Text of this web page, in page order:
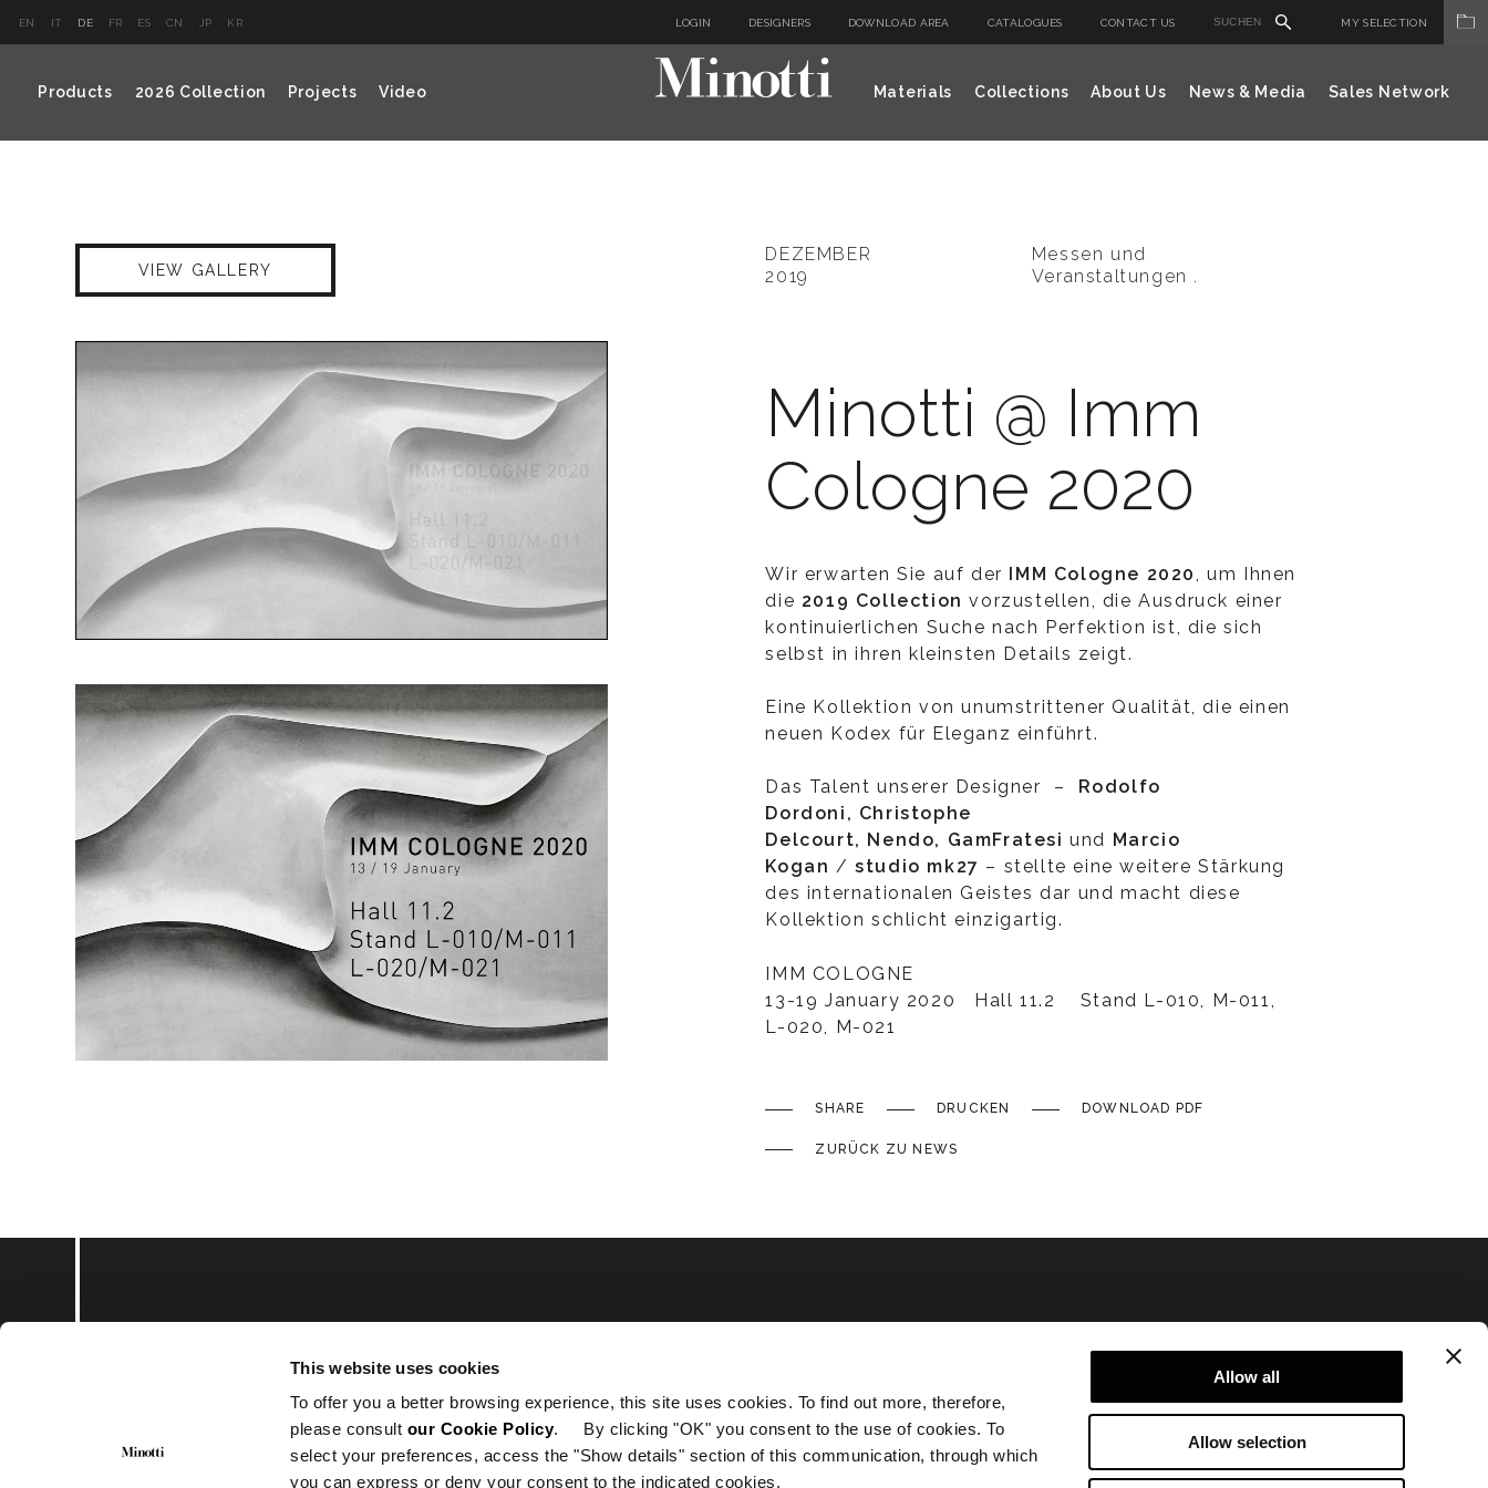
This website uses cookies
To offer you a better browsing experience, this site uses cookies. To find out more, therefore,
please consult our Cookie Policy. By clicking "OK" you consent to the use of cookies. To
select your preferences, access the "Show details" section of this communication, through which
you can express or deny your consent to the indicated cookies.
Allow all
Allow selection
EN IT DE FR ES CN JP KR LOGIN DESIGNERS DOWNLOAD AREA CATALOGUES CONTACT US MY SELECTION
Products 2026 Collection Projects Video Materials Collections About Us News & Media Sales Network
VIEW GALLERY
DEZEMBER
2019
Messen und
Veranstaltungen .
Minotti @ Imm
Cologne 2020
Wir erwarten Sie auf der IMM Cologne 2020, um Ihnen
die 2019 Collection vorzustellen, die Ausdruck einer
kontinuierlichen Suche nach Perfektion ist, die sich
selbst in ihren kleinsten Details zeigt.
Eine Kollektion von unumstrittener Qualität, die einen
neuen Kodex für Eleganz einführt.
Das Talent unserer Designer – Rodolfo
Dordoni, Christophe
Delcourt, Nendo, GamFratesi und Marcio
Kogan /studio mk27 – stellte eine weitere Stärkung
des internationalen Geistes dar und macht diese
Kollektion schlicht einzigartig.
IMM COLOGNE
13-19 January 2020 Hall 11.2 Stand L-010, M-011,
L-020, M-021
SHARE DRUCKEN DOWNLOAD PDF
ZURÜCK ZU NEWS
Subscribe to keep updated
Datenschutzerklärung